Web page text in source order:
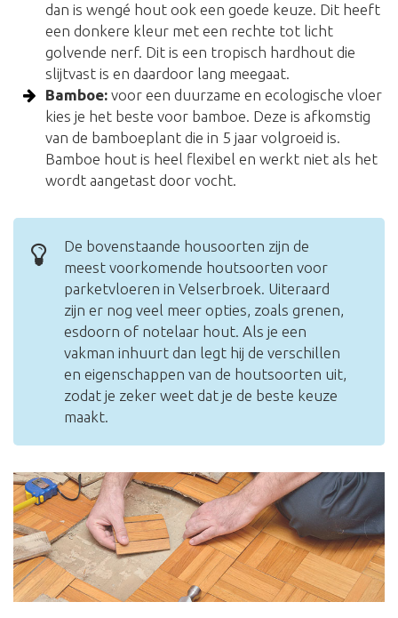
dan is wengé hout ook een goede keuze. Dit heeft
een donkere kleur met een rechte tot licht
golvende nerf. Dit is een tropisch hardhout die
slijtvast is en daardoor lang meegaat.
Bamboe: voor een duurzame en ecologische vloer
kies je het beste voor bamboe. Deze is afkomstig
van de bamboeplant die in 5 jaar volgroeid is.
Bamboe hout is heel flexibel en werkt niet als het
wordt aangetast door vocht.
De bovenstaande housoorten zijn de
meest voorkomende houtsoorten voor
parketvloeren in Velserbroek. Uiteraard
zijn er nog veel meer opties, zoals grenen,
esdoorn of notelaar hout. Als je een
vakman inhuurt dan legt hij de verschillen
en eigenschappen van de houtsoorten uit,
zodat je zeker weet dat je de beste keuze
maakt.